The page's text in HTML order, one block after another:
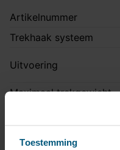
Toestemming
Artikelnummer
Trekhaak systeem
Uitvoering
Maximaal trekgewicht